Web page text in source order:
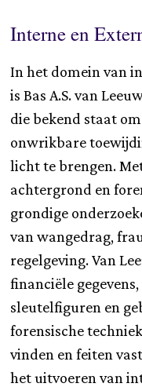
Interne en
In het domein van
is Bas A.S. van
die bekend staat
onwrikbare
licht te brengen.
achtergrond en
grondige
van wangedrag,
regelgeving. Van
financiële
sleutelfiguren en
forensische
vinden en feiten
het uitvoeren van